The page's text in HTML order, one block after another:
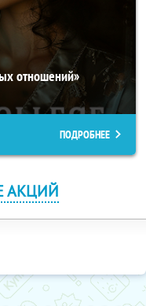
отношений»
ПОДРОБНЕЕ
АКЦИЙ